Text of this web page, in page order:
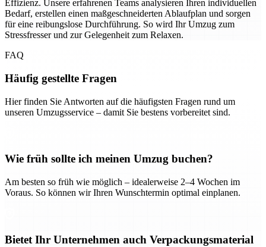
Effizienz. Unsere erfahrenen Teams analysieren Ihren individuellen
Bedarf, erstellen einen maßgeschneiderten Ablaufplan und sorgen
für eine reibungslose Durchführung. So wird Ihr Umzug zum
Stressfresser und zur Gelegenheit zum Relaxen.
FAQ
Häufig gestellte Fragen
Hier finden Sie Antworten auf die häufigsten Fragen rund um
unseren Umzugsservice – damit Sie bestens vorbereitet sind.
Wie früh sollte ich meinen Umzug buchen?
Am besten so früh wie möglich – idealerweise 2–4 Wochen im
Voraus. So können wir Ihren Wunschtermin optimal einplanen.
Bietet Ihr Unternehmen auch Verpackungsmaterial